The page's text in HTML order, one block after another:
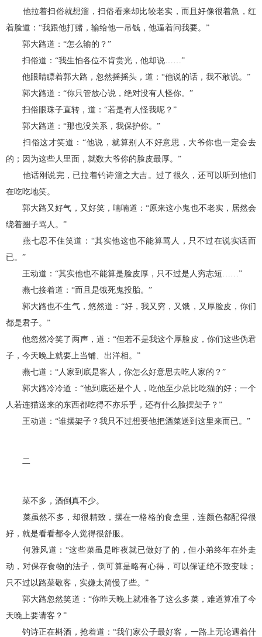
他拉着扫俗就想溜，扫俗看来却比较老实，而且好像很着急，红
着脸道：“我跟他打赌，输给他一吊钱，他逼着问我要。”
郭大路道：“怎么输的？”
扫俗道：“我生怕各位不肯赏光，他却说……”
他眼睛瞟着郭大路，忽然摇摇头，道：“他说的话，我不敢说。”
郭大路道：“你只管放心说，绝对没有人怪你。”
扫俗眼珠子直转，道：“若是有人怪我呢？”
郭大路道：“那也没关系，我保护你。”
扫俗这才笑道：“他说，就算别人不好意思，大爷你也一定会去
的；因为这些人里面，就数大爷你的脸皮最厚。”
他话刚说完，已拉着钓诗溜之大吉。过了很久，还可以听到他们
在吃吃地笑。
郭大路又好气，又好笑，喃喃道：“原来这小鬼也不老实，居然会
绕着圈子骂人。”
燕七忍不住笑道：“其实他这也不能算骂人，只不过在说实话而
已。”
王动道：“其实他也不能算是脸皮厚，只不过是人穷志短……”
燕七接着道：“而且是饿死鬼投胎。”
郭大路也不生气，悠然道：“好，我又穷，又饿，又厚脸皮，你们
都是君子。”
他忽然冷笑了两声，道：“但若不是我这个厚脸皮，你们这些伪君
子，今天晚上就要上当铺、出洋相。”
燕七道：“人家到底是客人，你怎么好意思去吃人家的？”
郭大路冷冷道：“他到底还是个人，吃他至少总比吃猫的好；一个
人若连猫送来的东西都吃得不亦乐乎，还有什么脸摆架子？”
王动道：“谁摆架子？我只不过想要他把酒菜送到这里来而已。”
二
菜不多，酒倒真不少。
菜虽然不多，却很精致，摆在一格格的食盒里，连颜色都配得很
好，就是看看都令人觉得很舒服。
何雅风道：“这些菜虽是昨夜就已做好了的，但小弟终年在外走
动，对保存食物的法子，倒可算是略有心得，可以保证绝不致变味；
只不过以路菜敬客，实嫌太简慢了些。”
郭大路忽然笑道：“你昨天晚上就准备了这么多菜，难道算准了今
天晚上要请客？”
钓诗正在斟酒，抢着道：“我们家公子最好客，一路上无论遇着什